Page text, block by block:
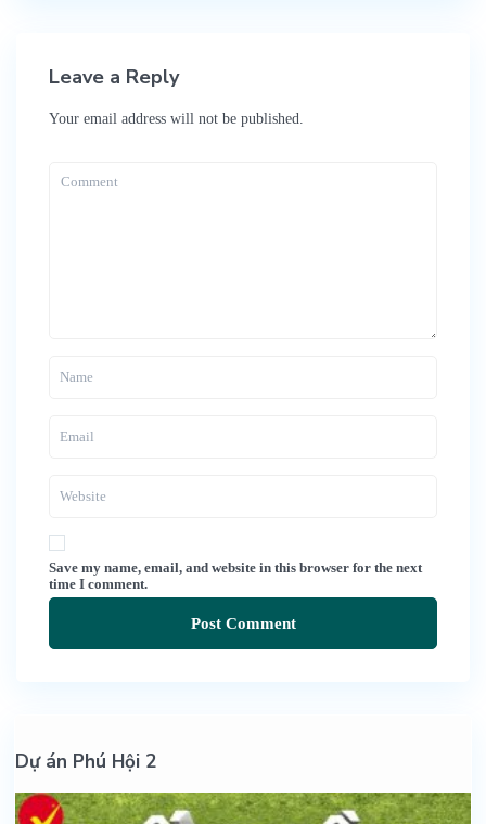
Leave a Reply
Your email address will not be published.
Save my name, email, and website in this browser for the next
time I comment.
Dự án Phú Hội 2